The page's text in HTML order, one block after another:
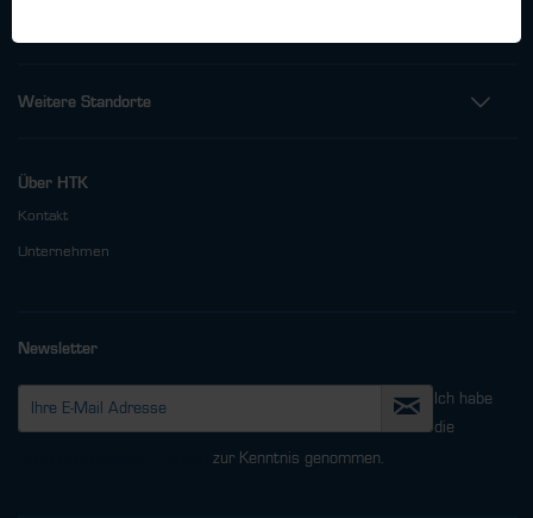
Weitere Standorte
Über HTK
Kontakt
Unternehmen
Newsletter
Ich habe
die
zur Kenntnis genommen.